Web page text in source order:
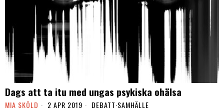
Dags att ta itu med ungas psykiska ohälsa
MIA SKÖLD 2 APR 2019 DEBATT·SAMHÄLLE